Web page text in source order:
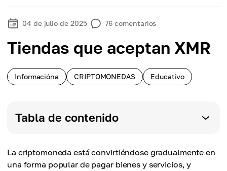
04 de julio de 2025 76 comentarios
Tiendas que aceptan XMR
Informacióna CRIPTOMONEDAS Educativo
Tabla de contenido
La criptomoneda está convirtiéndose gradualmente en
una forma popular de pagar bienes y servicios, y